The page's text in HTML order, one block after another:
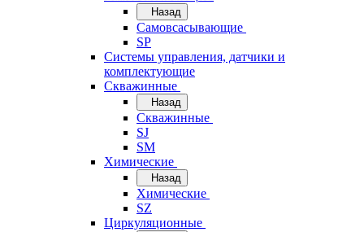
Назад
Самовсасывающие
SP
Системы управления, датчики и
комплектующие
Скважинные
Назад
Скважинные
SJ
SM
Химические
Назад
Химические
SZ
Циркуляционные